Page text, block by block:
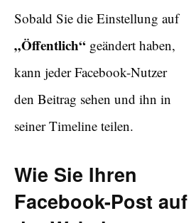
Sobald Sie die Einstellung auf
„Öffentlich“ geändert haben,
kann jeder Facebook-Nutzer
den Beitrag sehen und ihn in
seiner Timeline teilen.
Wie Sie Ihren
Facebook-Post auf